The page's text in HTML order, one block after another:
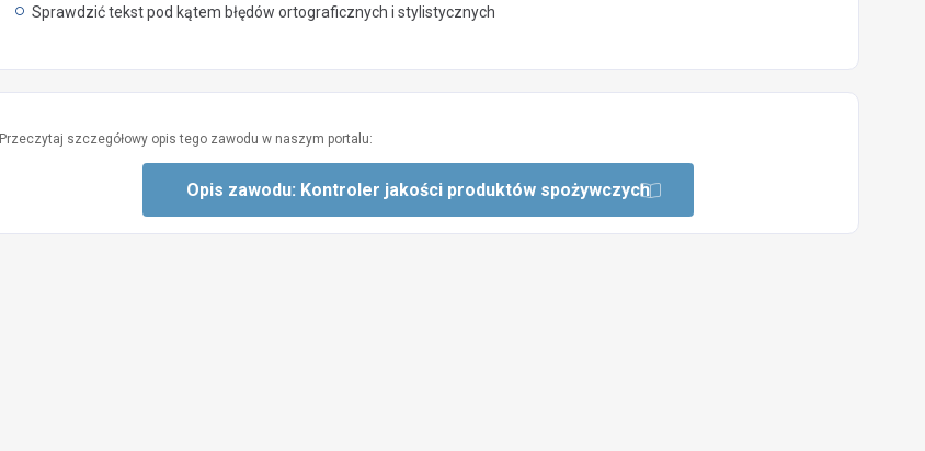
Sprawdzić tekst pod kątem błędów ortograficznych i stylistycznych
Przeczytaj szczegółowy opis tego zawodu w naszym portalu:
Opis zawodu: Kontroler jakości produktów spożywczych